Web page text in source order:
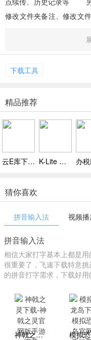
修改文件夹备注、修改文
下载工具
精品推荐
云E库下载，云E库官方版下载 v3.2.0 K-Lite Mega Codec Pack下载，K，Lite Mega Codec Pack电脑版下载 v14.9.4
猜你喜欢
拼音输入法 视频
拼音输入法
相信大家打字基本上都是
很重要了，飞速下载特意
的拼音打字需求，下载好
神戟之灵下载-神戟之灵官网版手游下载 v1.0.0
模